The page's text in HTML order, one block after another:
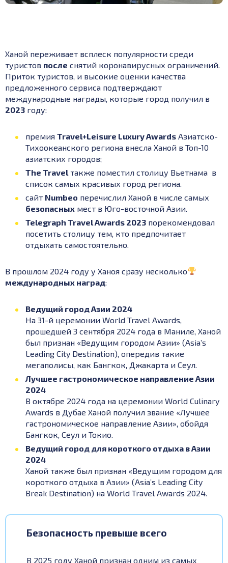
Ханой переживает всплеск популярности среди
туристов после снятий коронавирусных ограничений.
Приток туристов, и высокие оценки качества
предложенного сервиса подтверждают
международные награды, которые город получил в
2023 году:
премия Travel+Leisure Luxury Awards Азиатско-
Тихоокеанского региона внесла Ханой в Топ-10
азиатских городов;
The Travel также поместил столицу Вьетнама в
список самых красивых город региона.
сайт Numbeo перечислил Ханой в числе самых
безопасных мест в Юго-восточной Азии.
Telegraph Travel Awards 2023 порекомендовал
посетить столицу тем, кто предпочитает
отдыхать самостоятельно.
В прошлом 2024 году у Ханоя сразу несколько
международных наград:
Ведущий город Азии 2024
На 31-й церемонии World Travel Awards,
прошедшей 3 сентября 2024 года в Маниле, Ханой
был признан «Ведущим городом Азии» (Asia’s
Leading City Destination), опередив такие
мегаполисы, как Бангкок, Джакарта и Сеул.
Лучшее гастрономическое направление Азии
2024
В октябре 2024 года на церемонии World Culinary
Awards в Дубае Ханой получил звание «Лучшее
гастрономическое направление Азии», обойдя
Бангкок, Сеул и Токио.
Ведущий город для короткого отдыха в Азии
2024
Ханой также был признан «Ведущим городом для
короткого отдыха в Азии» (Asia’s Leading City
Break Destination) на World Travel Awards 2024.
Безопасность превыше всего
В 2025 году Ханой признан одним из самых